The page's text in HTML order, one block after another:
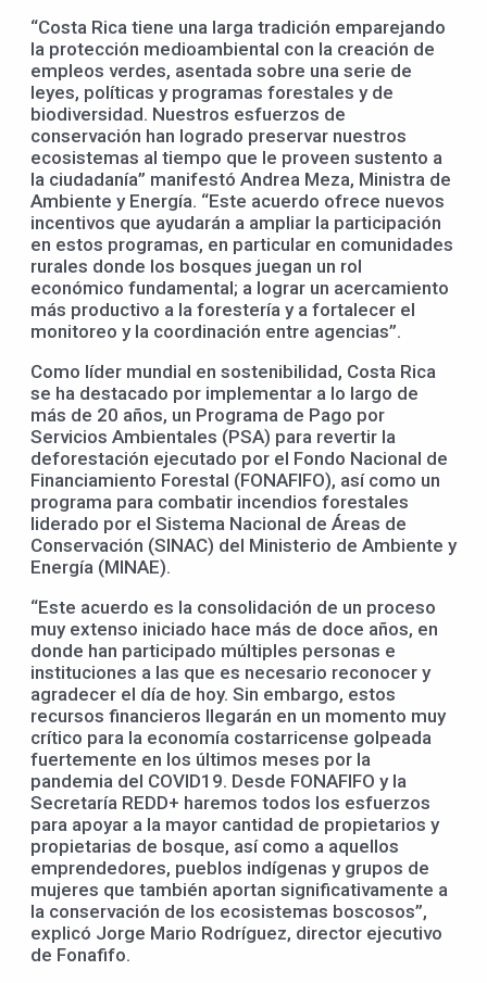
“Costa Rica tiene una larga tradición emparejando
la protección medioambiental con la creación de
empleos verdes, asentada sobre una serie de
leyes, políticas y programas forestales y de
biodiversidad. Nuestros esfuerzos de
conservación han logrado preservar nuestros
ecosistemas al tiempo que le proveen sustento a
la ciudadanía” manifestó Andrea Meza, Ministra de
Ambiente y Energía. “Este acuerdo ofrece nuevos
incentivos que ayudarán a ampliar la participación
en estos programas, en particular en comunidades
rurales donde los bosques juegan un rol
económico fundamental; a lograr un acercamiento
más productivo a la forestería y a fortalecer el
monitoreo y la coordinación entre agencias”.
Como líder mundial en sostenibilidad, Costa Rica
se ha destacado por implementar a lo largo de
más de 20 años, un Programa de Pago por
Servicios Ambientales (PSA) para revertir la
deforestación ejecutado por el Fondo Nacional de
Financiamiento Forestal (FONAFIFO), así como un
programa para combatir incendios forestales
liderado por el Sistema Nacional de Áreas de
Conservación (SINAC) del Ministerio de Ambiente y
Energía (MINAE).
“Este acuerdo es la consolidación de un proceso
muy extenso iniciado hace más de doce años, en
donde han participado múltiples personas e
instituciones a las que es necesario reconocer y
agradecer el día de hoy. Sin embargo, estos
recursos financieros llegarán en un momento muy
crítico para la economía costarricense golpeada
fuertemente en los últimos meses por la
pandemia del COVID19. Desde FONAFIFO y la
Secretaría REDD+ haremos todos los esfuerzos
para apoyar a la mayor cantidad de propietarios y
propietarias de bosque, así como a aquellos
emprendedores, pueblos indígenas y grupos de
mujeres que también aportan significativamente a
la conservación de los ecosistemas boscosos”,
explicó Jorge Mario Rodríguez, director ejecutivo
de Fonafifo.